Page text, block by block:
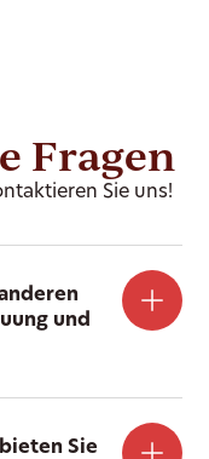
Fragen
Sie uns!
und
Sie